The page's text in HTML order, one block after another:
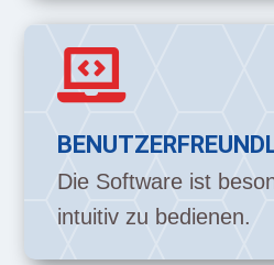

Die Software ist
intuitiv zu bedienen.